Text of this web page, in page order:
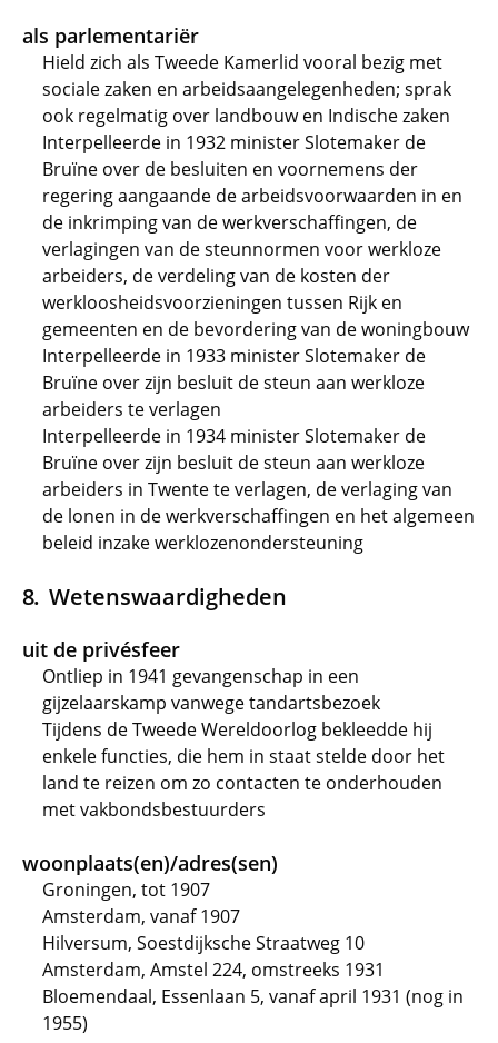
als parlementariër
Hield zich als Tweede Kamerlid vooral bezig met
sociale zaken en arbeidsaangelegenheden; sprak
ook regelmatig over landbouw en Indische zaken
Interpelleerde in 1932 minister Slotemaker de
Bruïne over de besluiten en voornemens der
regering aangaande de arbeidsvoorwaarden in en
de inkrimping van de werkverschaffingen, de
verlagingen van de steunnormen voor werkloze
arbeiders, de verdeling van de kosten der
werkloosheidsvoorzieningen tussen Rijk en
gemeenten en de bevordering van de woningbouw
Interpelleerde in 1933 minister Slotemaker de
Bruïne over zijn besluit de steun aan werkloze
arbeiders te verlagen
Interpelleerde in 1934 minister Slotemaker de
Bruïne over zijn besluit de steun aan werkloze
arbeiders in Twente te verlagen, de verlaging van
de lonen in de werkverschaffingen en het algemeen
beleid inzake werklozenondersteuning
Wetenswaardigheden
uit de privésfeer
Ontliep in 1941 gevangenschap in een
gijzelaarskamp vanwege tandartsbezoek
Tijdens de Tweede Wereldoorlog bekleedde hij
enkele functies, die hem in staat stelde door het
land te reizen om zo contacten te onderhouden
met vakbondsbestuurders
woonplaats(en)/adres(sen)
Groningen, tot 1907
Amsterdam, vanaf 1907
Hilversum, Soestdijksche Straatweg 10
Amsterdam, Amstel 224, omstreeks 1931
Bloemendaal, Essenlaan 5, vanaf april 1931 (nog in
1955)